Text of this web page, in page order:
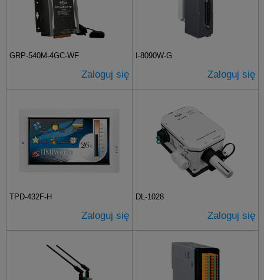
GRP-540M-4GC-WF
Zaloguj się
I-8090W-G
Zaloguj się
TPD-432F-H
Zaloguj się
DL-1028
Zaloguj się